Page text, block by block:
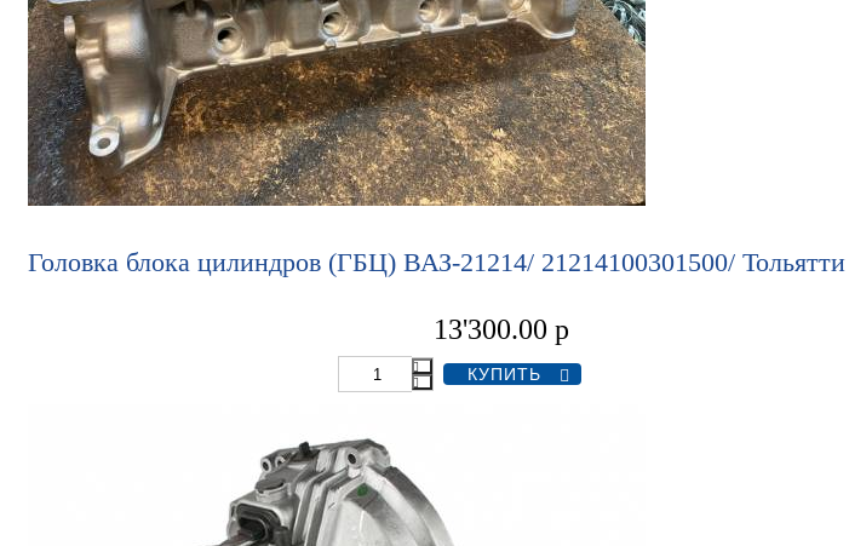
Головка блока цилиндров (ГБЦ) ВАЗ-21214/ 21214100301500/ Тольятти
13'300.00 р